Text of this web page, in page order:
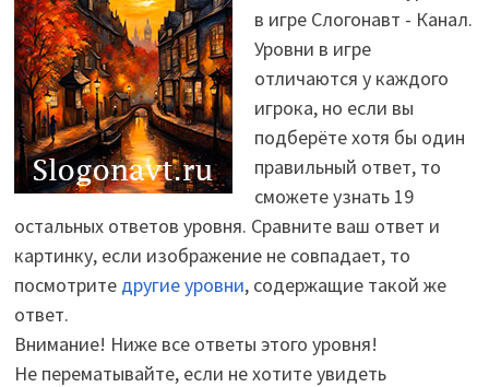
в игре Слогонавт - Канал.
Уровни в игре
отличаются у каждого
игрока, но если вы
подберёте хотя бы один
правильный ответ, то
сможете узнать 19
остальных ответов уровня. Сравните ваш ответ и
картинку, если изображение не совпадает, то
посмотрите другие уровни, содержащие такой же
ответ.
Внимание! Ниже все ответы этого уровня!
Не перематывайте, если не хотите увидеть